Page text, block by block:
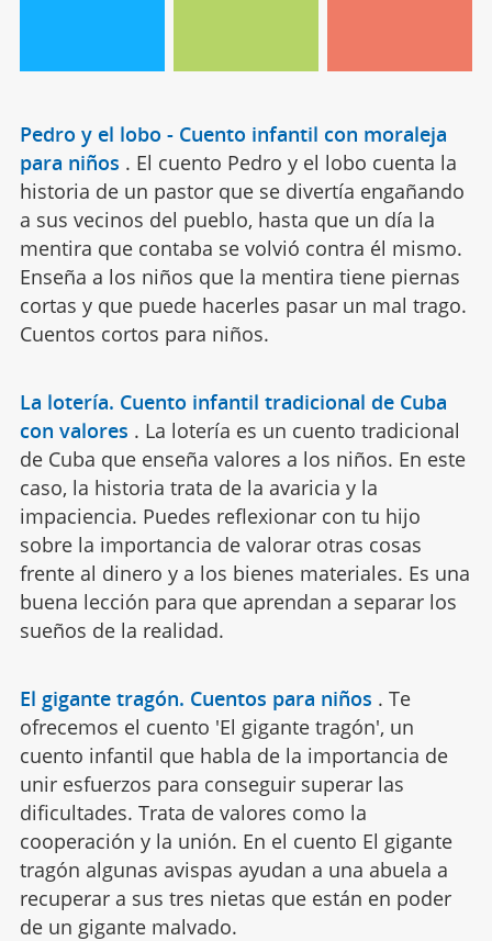
Pedro y el lobo - Cuento infantil con moraleja
para niños . El cuento Pedro y el lobo cuenta la
historia de un pastor que se divertía engañando
a sus vecinos del pueblo, hasta que un día la
mentira que contaba se volvió contra él mismo.
Enseña a los niños que la mentira tiene piernas
cortas y que puede hacerles pasar un mal trago.
Cuentos cortos para niños.
La lotería. Cuento infantil tradicional de Cuba
con valores . La lotería es un cuento tradicional
de Cuba que enseña valores a los niños. En este
caso, la historia trata de la avaricia y la
impaciencia. Puedes reflexionar con tu hijo
sobre la importancia de valorar otras cosas
frente al dinero y a los bienes materiales. Es una
buena lección para que aprendan a separar los
sueños de la realidad.
El gigante tragón. Cuentos para niños . Te
ofrecemos el cuento 'El gigante tragón', un
cuento infantil que habla de la importancia de
unir esfuerzos para conseguir superar las
dificultades. Trata de valores como la
cooperación y la unión. En el cuento El gigante
tragón algunas avispas ayudan a una abuela a
recuperar a sus tres nietas que están en poder
de un gigante malvado.